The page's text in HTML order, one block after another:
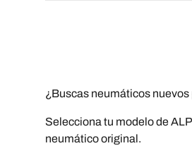
¿Buscas neumáticos
Selecciona tu modelo de
neumático original.